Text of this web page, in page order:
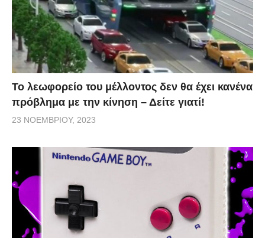
Το λεωφορείο του μέλλοντος δεν θα έχει κανένα
πρόβλημα με την κίνηση – Δείτε γιατί!
23 ΝΟΕΜΒΡΊΟΥ, 2023